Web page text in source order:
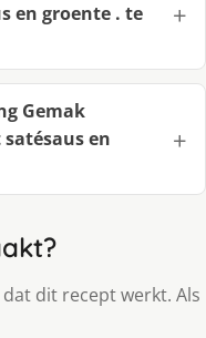
en groente . te
Gemak
en
dit recept werkt. Als